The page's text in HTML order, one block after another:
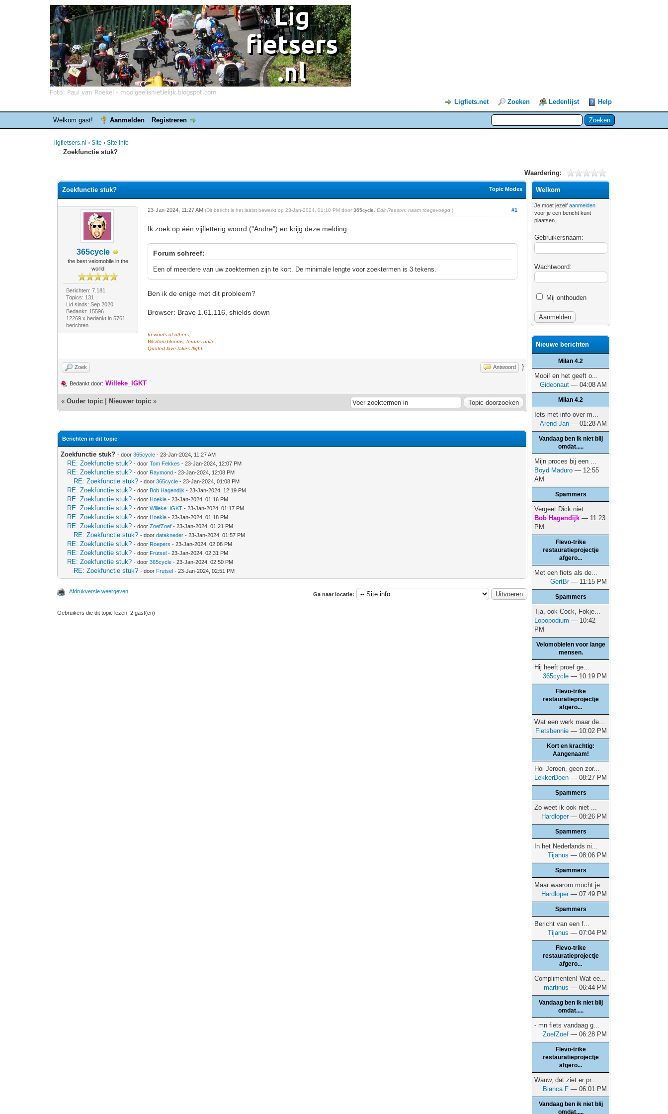
Ligfiets.net Zoeken Ledenlijst Help
Welkom gast! Aanmelden Registreren
ligfietsers.nl ›Site›Site info
Zoekfunctie stuk?
Waardering:
Topic Modes
Zoekfunctie stuk?
365cycle
the best velomobile in the
world
Berichten: 7.181
Topics: 131
Lid sinds: Sep 2020
Bedankt: 15596
12269 x bedankt in 5761
berichten
#1
23-Jan-2024, 11:27 AM(Dit bericht is het laatst bewerkt op 23-Jan-2024, 01:10 PM door365cycle Edit Reason: naam toegevoegd )
Ik zoek op één vijfletterig woord ("Andre") en krijg deze melding:
Forum schreef:
Een of meerdere van uw zoektermen zijn te kort. De minimale lengte voor zoektermen is 3 tekens.
Ben ik de enige met dit probleem?
Browser: Brave 1.61.116, shields down
In words of others,
Wisdom blooms, forums unite,
Quoted love takes flight.
Zoek Antwoord }
Bedankt door: Willeke_IGKT
«Ouder topic Nieuwer topic »
Berichten in dit topic
Zoekfunctie stuk? - door365cycle - 23-Jan-2024, 11:27 AM
RE: Zoekfunctie stuk? - doorTom Fekkes - 23-Jan-2024, 12:07 PM
RE: Zoekfunctie stuk? - door Raymond - 23-Jan-2024, 12:08 PM
RE: Zoekfunctie stuk? - door365cycle - 23-Jan-2024, 01:08 PM
RE: Zoekfunctie stuk? - door Bob Hagendijk - 23-Jan-2024, 12:19 PM
RE: Zoekfunctie stuk? - door Hoekie - 23-Jan-2024, 01:16 PM
RE: Zoekfunctie stuk? - doorWilleke_IGKT - 23-Jan-2024, 01:17 PM
RE: Zoekfunctie stuk? - door Hoekie - 23-Jan-2024, 01:18 PM
RE: Zoekfunctie stuk? - doorZoefZoef - 23-Jan-2024, 01:21 PM
RE: Zoekfunctie stuk? - doordatakneder - 23-Jan-2024, 01:57 PM
RE: Zoekfunctie stuk? - door Roepers - 23-Jan-2024, 02:08 PM
RE: Zoekfunctie stuk? - door Frutsel - 23-Jan-2024, 02:31 PM
RE: Zoekfunctie stuk? - door365cycle - 23-Jan-2024, 02:50 PM
RE: Zoekfunctie stuk? - door Frutsel - 23-Jan-2024, 02:51 PM
Afdrukversie weergeven Ga naar locatie:
Gebruikers die dit topic lezen: 2 gast(en)
Welkom
Je moet jezelfaanmelden
voor je een bericht kunt
plaatsen.
Gebruikersnaam:
Wachtwoord:
Mij onthouden
Nieuwe berichten
Milan 4.2
Mooi! en het geeft o...
Gideonaut — 04:08 AM
Milan 4.2
Iets met info over m...
Arend-Jan — 01:28 AM
Vandaag ben ik niet blij
omdat.....
Mijn proces bij een ...
Boyd Maduro — 12:55
AM
Spammers
Vergeet Dick niet…
Bob Hagendijk — 11:23
PM
Flevo-trike
restauratieprojectje
afgero...
Met een fiets als de...
GertBr— 11:15 PM
Spammers
Tja, ook Cock, Fokje...
Lopopodium — 10:42
PM
Velomobielen voor lange
mensen.
Hij heeft proef ge...
365cycle — 10:19 PM
Flevo-trike
restauratieprojectje
afgero...
Wat een werk maar de...
Fietsbennie — 10:02 PM
Kort en krachtig:
Aangenaam!
Hoi Jeroen, geen zor...
LekkerDoen — 08:27 PM
Spammers
Zo weet ik ook niet ...
Hardloper— 08:26 PM
Spammers
In het Nederlands ni...
Tijanus — 08:06 PM
Spammers
Maar waarom mocht je...
Hardloper— 07:49 PM
Spammers
Bericht van een f...
Tijanus — 07:04 PM
Flevo-trike
restauratieprojectje
afgero...
Complimenten! Wat ee...
martinus — 06:44 PM
Vandaag ben ik niet blij
omdat.....
- mn fiets vandaag g...
ZoefZoef — 06:28 PM
Flevo-trike
restauratieprojectje
afgero...
Wauw, dat ziet er pr...
Bianca F — 06:01 PM
Vandaag ben ik niet blij
omdat.....